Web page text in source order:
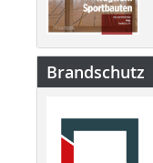
Brandschutz